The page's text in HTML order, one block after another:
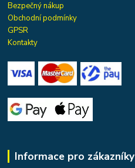
Bezpečný nákup
Obchodní podmínky
GPSR
Kontakty
Informace pro zákazníky